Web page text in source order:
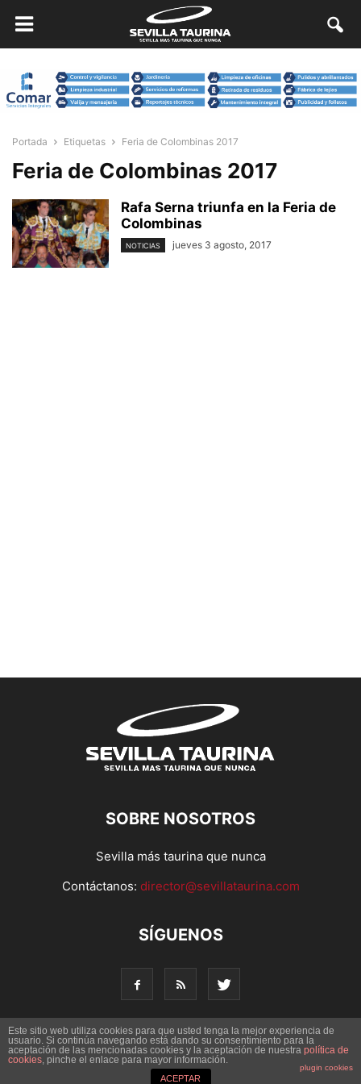
Portada Etiquetas Feria de Colombinas 2017
Feria de Colombinas 2017
Rafa Serna triunfa en la Feria de
Colombinas
NOTICIAS jueves 3 agosto, 2017
SOBRE NOSOTROS
Sevilla más taurina que nunca
Contáctanos: director@sevillataurina.com
SÍGUENOS
© Copyright 2016 - Sevilla Taurina. Todos los derechos
reservados | Desarrollado por
Este sitio web utiliza cookies para que usted tenga la mejor experiencia de
usuario. Si continúa navegando está dando su consentimiento para la
aceptación de las mencionadas cookies y la aceptación de nuestra política de
cookies, pinche el enlace para mayor información.
plugin cookies
ACEPTAR